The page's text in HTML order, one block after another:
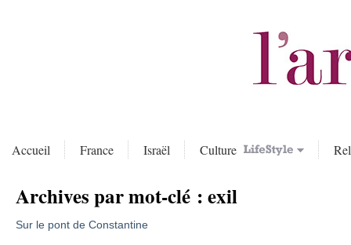
Accueil France Israël Culture
Archives par mot-clé :exil
Sur le pont de Constantine